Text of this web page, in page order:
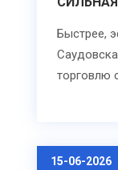
Быстрее,
торговлю
15-06-2026